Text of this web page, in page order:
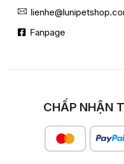
Fanpage
CHẤP NHẬN